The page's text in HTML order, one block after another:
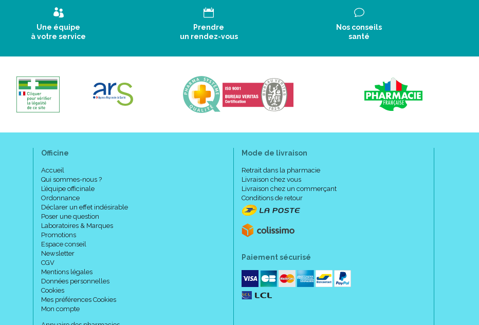
2 - Recouvrement :
Une équipe
à votre service
Prendre
un rendez-vous
Nos conseils
santé
Officine
Accueil
Qui sommes-nous ?
L’équipe officinale
Ordonnance
Déclarer un effet indésirable
Poser une question
Laboratoires & Marques
Promotions
Espace conseil
Newsletter
CGV
Mentions légales
Données personnelles
Cookies
Mes préférences Cookies
Mon compte
Mode de livraison
Retrait dans la pharmacie
Livraison chez vous
Livraison chez un commerçant
Conditions de retour
Paiement sécurisé